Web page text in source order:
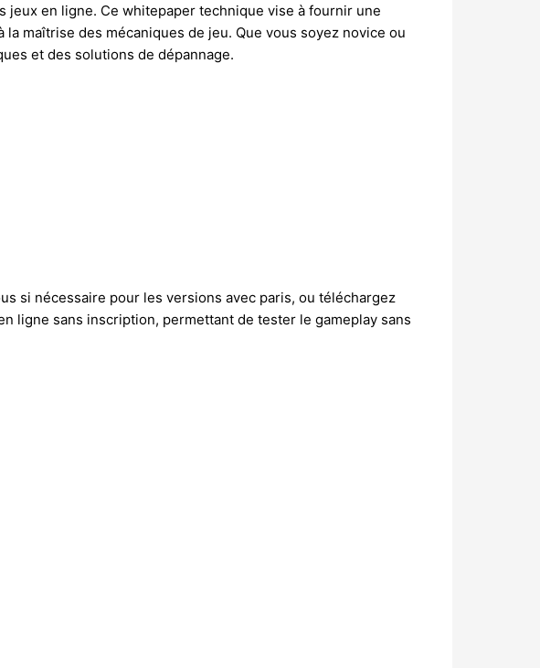
jeux en ligne. Ce whitepaper technique vise à fournir une
la maîtrise des mécaniques de jeu. Que vous soyez novice ou
et des solutions de dépannage.
si nécessaire pour les versions avec paris, ou téléchargez
ligne sans inscription, permettant de tester le gameplay sans